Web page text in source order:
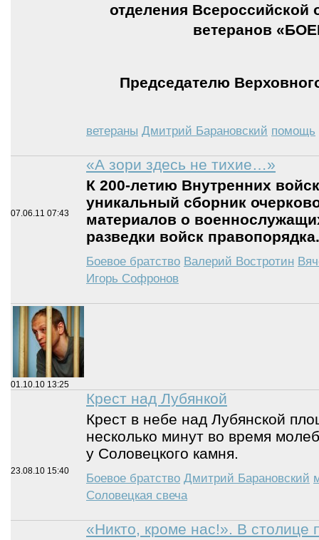
отделения Всероссийской
ветеранов
Председателю
ветераны Дмитрий Барановский помощь
07.06.11 07:43
«А зори здесь не тихие…»
К 200-летию Внутренних
уникальный сборник
материалов о
разведки войск правопорядка.
Боевое братство Валерий Востротин
Игорь Софронов
01.10.10 13:25
23.08.10 15:40
Крест над Лубянкой
Крест в небе над Лубянской
несколько минут во время
у Соловецкого камня.
Боевое братство Дмитрий Барановский
Соловецкая свеча
«Никто, кроме нас!». В